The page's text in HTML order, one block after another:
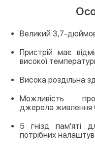
Великий 3,7-
Пристрій має
високої
Висока роздільна
Можливість
джерела живлення
5 гнізд пам'яті
потрібних